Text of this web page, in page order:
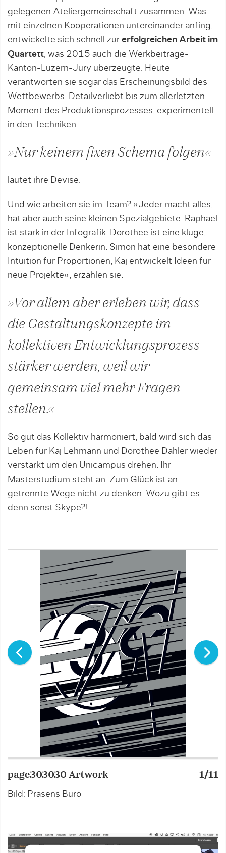
gelegenen Ateliergemeinschaft zusammen. Was
mit einzelnen Kooperationen untereinander anfing,
entwickelte sich schnell zur erfolgreichen Arbeit im
Quartett, was 2015 auch die Werkbeiträge-
Kanton-Luzern-Jury überzeugte. Heute
verantworten sie sogar das Erscheinungsbild des
Wettbewerbs. Detailverliebt bis zum allerletzten
Moment des Produktionsprozesses, experimentell
in den Techniken.
»Nur keinem fixen Schema folgen«
lautet ihre Devise.
Und wie arbeiten sie im Team? »Jeder macht alles,
hat aber auch seine kleinen Spezialgebiete: Raphael
ist stark in der Infografik. Dorothee ist eine kluge,
konzeptionelle Denkerin. Simon hat eine besondere
Intuition für Proportionen, Kaj entwickelt Ideen für
neue Projekte«, erzählen sie.
»Vor allem aber erleben wir, dass
die Gestaltungskonzepte im
kollektiven Entwicklungsprozess
stärker werden, weil wir
gemeinsam viel mehr Fragen
stellen.«
So gut das Kollektiv harmoniert, bald wird sich das
Leben für Kaj Lehmann und Dorothee Dähler wieder
verstärkt um den Unicampus drehen. Ihr
Masterstudium steht an. Zum Glück ist an
getrennte Wege nicht zu denken: Wozu gibt es
denn sonst Skype?!
page303030 Artwork
Bild: Präsens Büro
1/11